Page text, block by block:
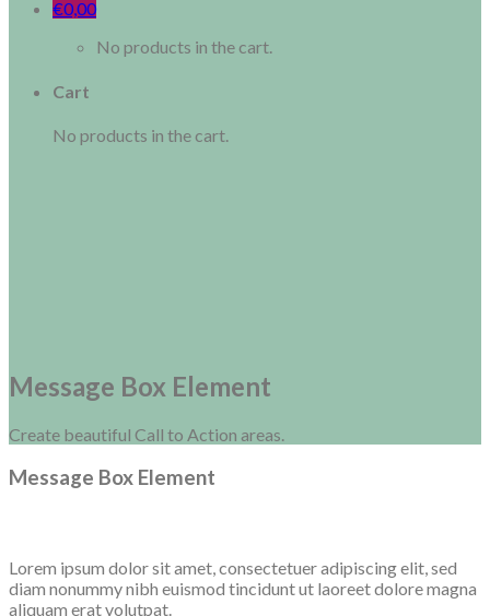
€0,00
No products in the cart.
Cart
No products in the cart.
Message Box Element
Create beautiful Call to Action areas.
Message Box Element
Lorem ipsum dolor sit amet, consectetuer adipiscing elit, sed
diam nonummy nibh euismod tincidunt ut laoreet dolore magna
aliquam erat volutpat.